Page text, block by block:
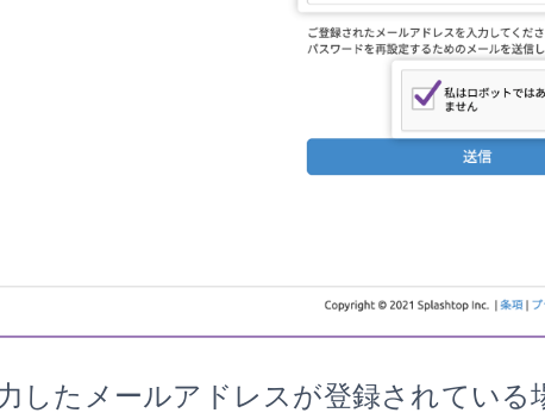
したメールアドレスが登録されている